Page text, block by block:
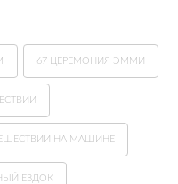
67 ЦЕРЕМОНИЯ ЭММИ
НА МАШИНЕ
ЕЗДОК